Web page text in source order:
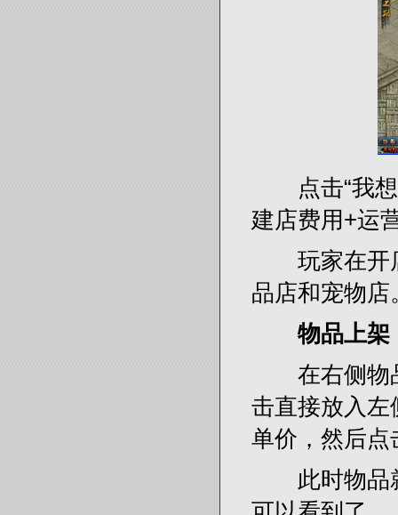
点击“我想
建店费用+运
玩家在开店
品店和宠物店
物品上架
在右侧物品
击直接放入左
单价，然后点
此时物品就